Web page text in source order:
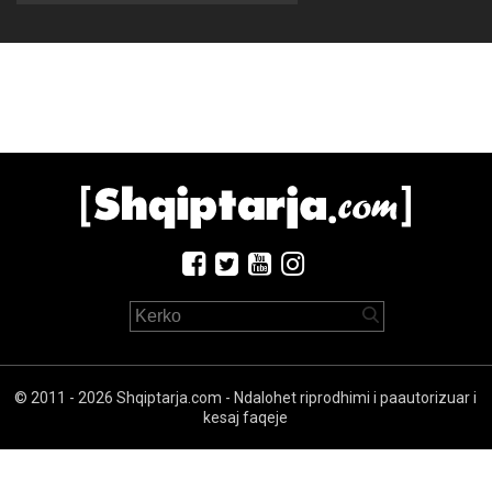
© 2011 - 2026 Shqiptarja.com - Ndalohet riprodhimi i paautorizuar i
kesaj faqeje